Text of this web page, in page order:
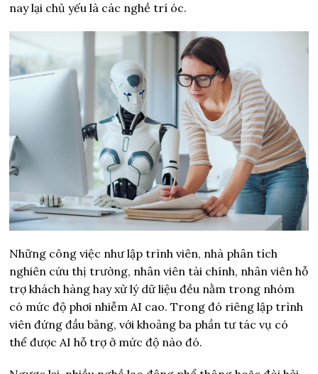
nay lại chủ yếu là các nghề trí óc.
Những công việc như lập trình viên, nhà phân tích
nghiên cứu thị trường, nhân viên tài chính, nhân viên hỗ
trợ khách hàng hay xử lý dữ liệu đều nằm trong nhóm
có mức độ phơi nhiễm AI cao. Trong đó riêng lập trình
viên đứng đầu bảng, với khoảng ba phần tư tác vụ có
thể được AI hỗ trợ ở mức độ nào đó.